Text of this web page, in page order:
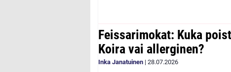
Feissarimokat: Kuka
Koira vai allerginen?
Inka Janatuinen | 28.07.2026